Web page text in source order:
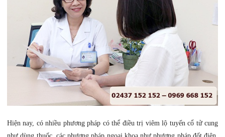
Hiện nay, có nhiều phương pháp có thể điều trị viêm lộ tuyến cổ tử cung